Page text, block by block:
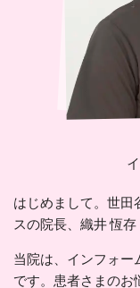
はじめまして。世田
スの院長、織井 恆存
当院は、インフォー
です。患者さまのお